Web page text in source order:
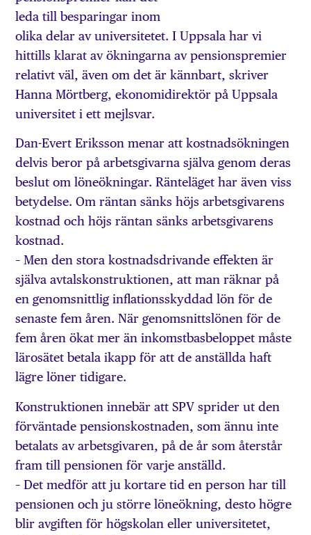
leda till besparingar inom
olika delar av universitetet. I Uppsala har vi
hittills klarat av ökningarna av pensionspremier
relativt väl, även om det är kännbart, skriver
Hanna Mörtberg, ekonomidirektör på Uppsala
universitet i ett mejlsvar.
Dan-Evert Eriksson menar att kostnadsökningen
delvis beror på arbetsgivarna själva genom deras
beslut om löneökningar. Ränteläget har även viss
betydelse. Om räntan sänks höjs arbetsgivarens
kostnad och höjs räntan sänks arbetsgivarens
kostnad.
– Men den stora kostnadsdrivande effekten är
själva avtalskonstruktionen, att man räknar på
en genomsnittlig inflationsskyddad lön för de
senaste fem åren. När genomsnittslönen för de
fem åren ökat mer än inkomstbas­beloppet måste
lärosätet betala ikapp för att de anställda haft
lägre löner tidigare.
Konstruktionen innebär att SPV sprider ut den
förväntade pensionskostnaden, som ännu inte
betalats av arbetsgivaren, på de år som återstår
fram till pensionen för varje anställd.
– Det medför att ju kortare tid en person har till
pensionen och ju större löneökning, desto högre
blir avgiften för högskolan eller universitetet,